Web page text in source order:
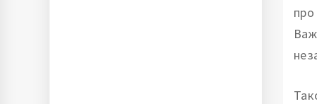
про